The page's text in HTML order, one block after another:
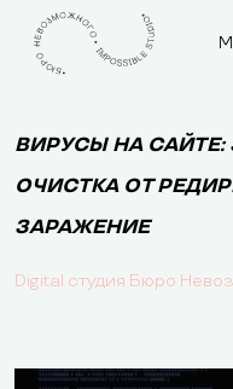
ВИРУСЫ НА САЙТЕ:
ОЧИСТКА ОТ
ЗАРАЖЕНИЕ
Digital студия Бюро